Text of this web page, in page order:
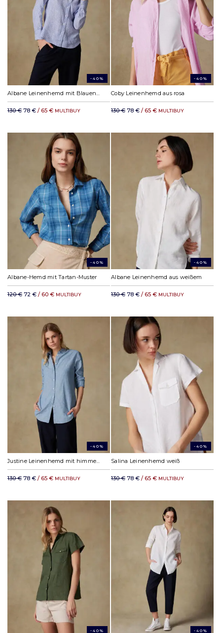
-40%
130 € 78 € / 65 € MULTIBUY
-40%
Coby Leinenhemd aus rosa
130 € 78 € / 65 € MULTIBUY
-40%
Albane-Hemd mit Tartan-Muster
120 € 72 € / 60 € MULTIBUY
-40%
Albane Leinenhemd aus weißem
130 € 78 € / 65 € MULTIBUY
-40%
Justine Leinenhemd mit himmelblauen Streifen
130 € 78 € / 65 € MULTIBUY
-40%
Salina Leinenhemd weiß
130 € 78 € / 65 € MULTIBUY
-40% -40%